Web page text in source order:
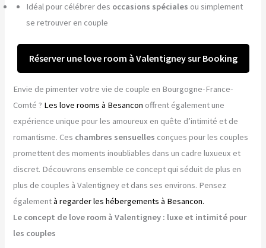
Idéal pour célébrer des occasions spéciales ou simplement
se retrouver en couple
Réserver une love room à Valentigney sur Booking
Envie de pimenter votre vie de couple en Bourgogne-France-
Comté ? Les love rooms à Besancon offrent également une
expérience unique pour les amoureux en quête d’intimité et de
romantisme. Ces chambres sensuelles conçues pour les couples
promettent des moments inoubliables dans un cadre luxueux et
discret. Découvrons ensemble ce concept qui séduit de plus en
plus de couples à Valentigney et dans ses environs. Pensez
égalementà regarder les hébergements à Besancon.
Le concept de love room à Valentigney : luxe et intimité pour
les couples